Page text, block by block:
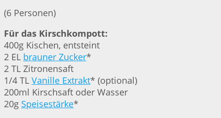
(6 Personen)
Für das Kirschkompott:
400g Kischen, entsteint
2 EL brauner Zucker*
2 TL Zitronensaft
1/4 TL Vanille Extrakt* (optional)
200ml Kirschsaft oder Wasser
20g Speisestärke*